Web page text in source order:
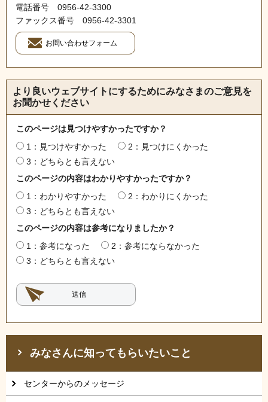
電話番号 0956‐42‐3300
ファックス番号 0956‐42‐3301
より良いウェブサイトにするためにみなさまのご意見を
お聞かせください
このページは見つけやすかったですか？
1：見つけやすかった
2：見つけにくかった
3：どちらとも言えない
このページの内容はわかりやすかったですか？
1：わかりやすかった
2：わかりにくかった
3：どちらとも言えない
このページの内容は参考になりましたか？
1：参考になった
2：参考にならなかった
3：どちらとも言えない
みなさんに知ってもらいたいこと
センターからのメッセージ